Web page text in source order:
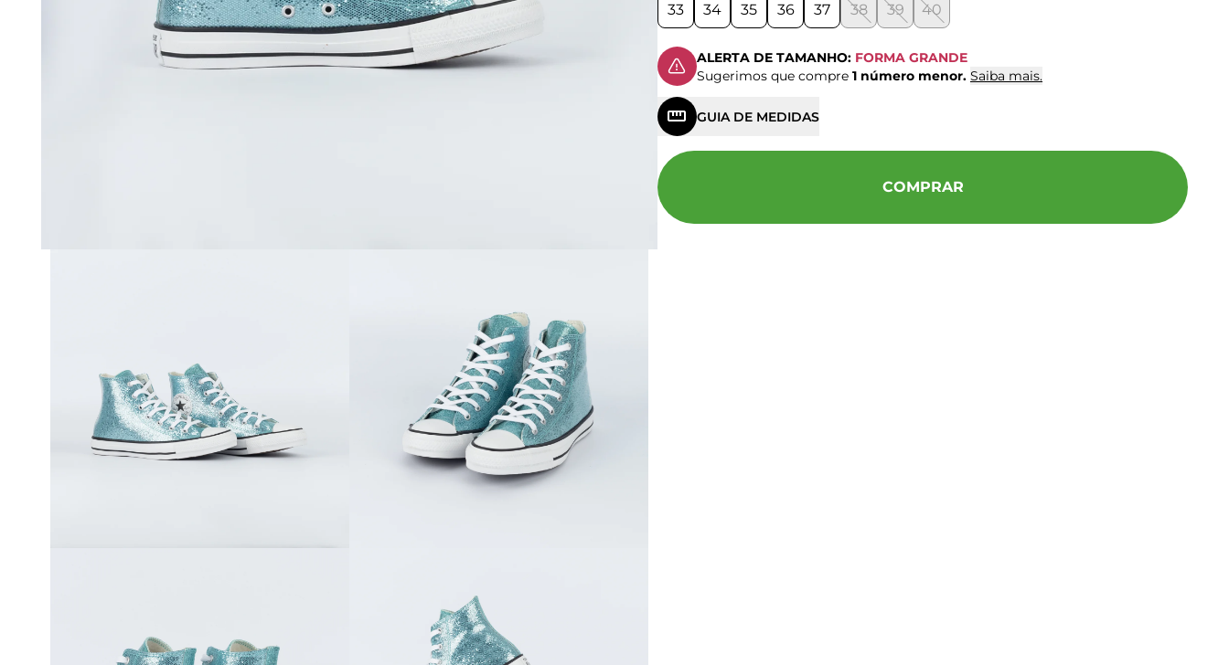
33 34 35 36 37 38 39 40
ALERTA DE TAMANHO: FORMA GRANDE
Sugerimos que compre 1 número menor. Saiba mais.
GUIA DE MEDIDAS
COMPRAR